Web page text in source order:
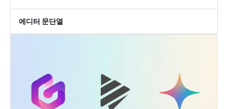
에디터 문단열